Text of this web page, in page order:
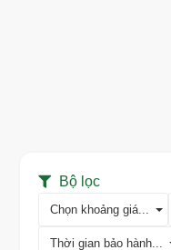
Bộ lọc
Chọn khoảng giá...
Thời gian bảo hành...